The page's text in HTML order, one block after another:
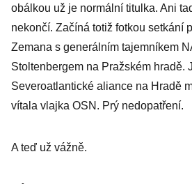
obálkou už je normální titulka. Ani
nekončí. Začíná totiž fotkou setkání
Zemana s generálním tajemníkem
Stoltenbergem na Pražském hradě.
Severoatlantické aliance na Hradě
vítala vlajka OSN. Prý nedopatření.
A teď už vážně.